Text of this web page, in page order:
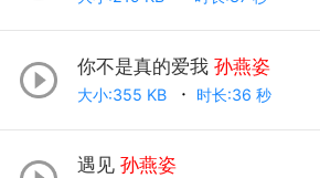
你不是真的爱我 孙燕姿
大小:355 KB 时长:36 秒
遇见 孙燕姿